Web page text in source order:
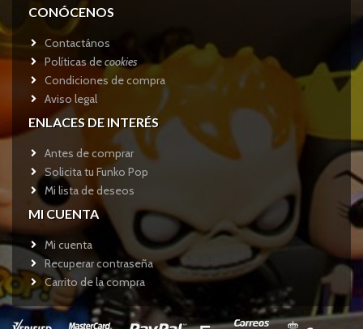
CONÓCENOS
Contactános
Políticas decookies
Condiciones de compra
Aviso legal
ENLACES DE INTERÉS
Antes de comprar
Solicita tu Funko Pop
Mi lista de deseos
MI CUENTA
Mi cuenta
Recuperar contraseña
Carrito de la compra